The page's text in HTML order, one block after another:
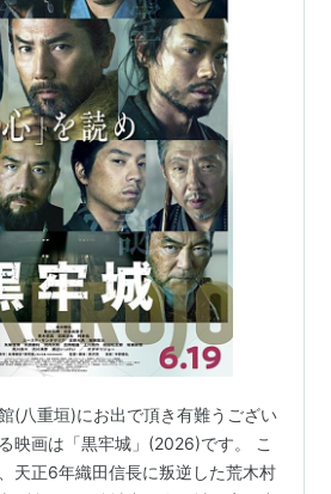
(八重垣)にお出で頂き有難うござい
映画は「黒牢城」(2026)です。 こ
天正6年織田信長に叛逆した荒木村